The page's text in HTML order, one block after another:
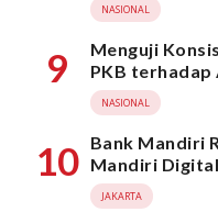
NASIONAL
9
Menguji
PKB terhadap
NASIONAL
10 Bank Mandiri
Mandiri
JAKARTA